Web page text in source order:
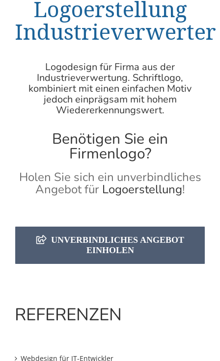
Logoerstellung
Industrieverwerter
Logodesign für Firma aus der
Industrieverwertung. Schriftlogo,
kombiniert mit einen einfachen Motiv
jedoch einprägsam mit hohem
Wiedererkennungswert.
Benötigen Sie ein
Firmenlogo?
Holen Sie sich ein unverbindliches
Angebot für Logoerstellung!
UNVERBINDLICHES ANGEBOT
EINHOLEN
REFERENZEN
Webdesign für IT-Entwickler